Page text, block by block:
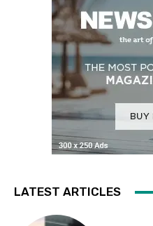
LATEST ARTICLES